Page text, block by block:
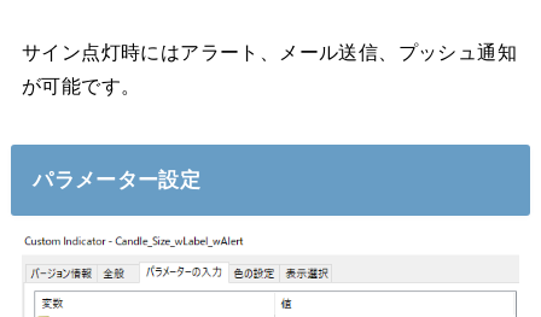
サイン点灯時にはアラート、メール送信、プッシュ通知
が可能です。
パラメーター設定